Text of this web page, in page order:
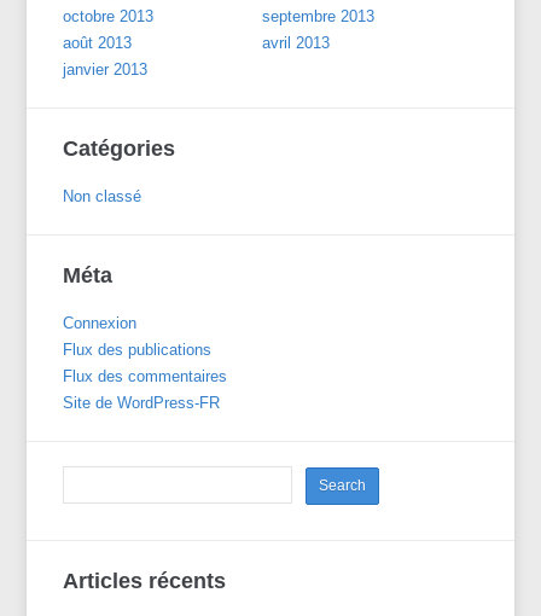
octobre 2013
septembre 2013
août 2013
avril 2013
janvier 2013
Catégories
Non classé
Méta
Connexion
Flux des publications
Flux des commentaires
Site de WordPress-FR
Articles récents